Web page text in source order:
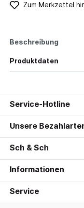
Zum Merkzettel
Beschreibung
Produktdaten
Service-Hotline
Unsere
Sch & Sch
Informationen
Service